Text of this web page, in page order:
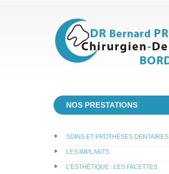
NOS PRESTATIONS
SOINS ET PROTHÈSES DENTAIRES
LES IMPLANTS
L'ESTHÉTIQUE : LES FACETTES